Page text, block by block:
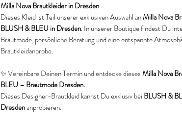
Milla Nova Brautkleider in Dresden
Dieses Kleid ist Teil unserer exklusiven Auswahl anMilla Nova
BLUSH & BLEU in Dresden. In unserer Boutique findest Du
Brautmode, persönliche Beratung und eine entspannte
Brautkleidanprobe.
✨ Vereinbare Deinen Termin und entdecke diesesMilla Nova
BLEU – Brautmode Dresden.
Dieses Designer-Brautkleid kannst Du exklusiv bei BLUSH &
Dresdenanprobieren.